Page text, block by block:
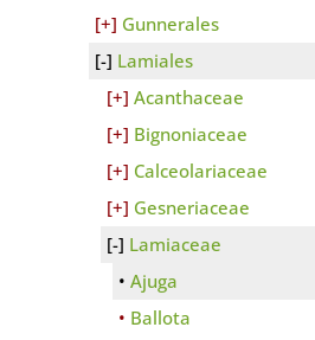
Gunnerales
Lamiales
Acanthaceae
Bignoniaceae
Calceolariaceae
Gesneriaceae
Lamiaceae
Ajuga
Ballota